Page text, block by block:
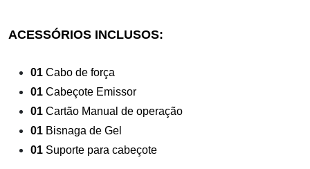
ACESSÓRIOS INCLUSOS:
01 Cabo de força
01 Cabeçote Emissor
01 Cartão Manual de operação
01 Bisnaga de Gel
01 Suporte para cabeçote